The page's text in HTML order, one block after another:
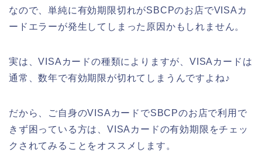
なので、単純に有効期限切れがSBCPのお店でVISAカ
ードエラーが発生してしまった原因かもしれません。
実は、VISAカードの種類によりますが、VISAカードは
通常、数年で有効期限が切れてしまうんですよね♪
だから、ご自身のVISAカードでSBCPのお店で利用で
きず困っている方は、VISAカードの有効期限をチェッ
クされてみることをオススメします。